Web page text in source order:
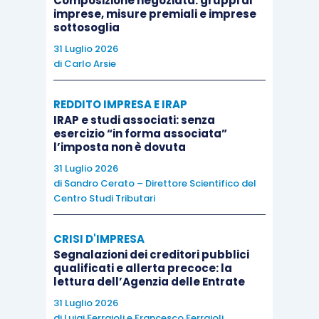
formazione del personale delle agenzie fiscali, la cui
misura e le cui modalità di corresponsione sono
individuate con decreto del Ministro dell’economia e
delle finanzein funzione della tipologia di
contribuente, del suo volume di affari o di ricavi e
della particolare rilevanza e complessità della
questione oggetto di istanza”.
Una simile previsione è già stata introdotta dalla
preventivi per le imprese con attività
internazionaledi cui all’articolo 31-ter, comma
3-bis, D.P.R. 600/1973. In tale contesto, tuttavia,
l’unico parametro di riferimento
quantificazione del contributo,è il “fatturato”
imprese, misure premiali e imprese
sottosoglia
31 Luglio 2026
di Carlo Arsie
REDDITO IMPRESA E IRAP
IRAP e studi associati: senza
esercizio “in forma associata”
l’imposta non è dovuta
31 Luglio 2026
di Sandro Cerato – Direttore Scientifico del
Centro Studi Tributari
CRISI D'IMPRESA
Segnalazioni dei creditori pubblici
qualificati e allerta precoce: la
lettura dell’Agenzia delle Entrate
31 Luglio 2026